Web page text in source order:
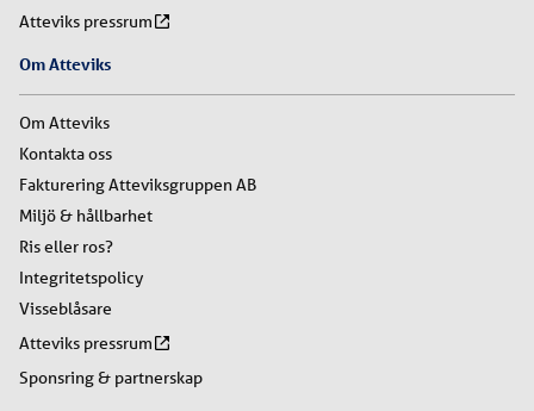
Atteviks pressrum
Om Atteviks
Om Atteviks
Kontakta oss
Fakturering Atteviksgruppen AB
Miljö & hållbarhet
Ris eller ros?
Integritetspolicy
Visseblåsare
Atteviks pressrum
Sponsring & partnerskap